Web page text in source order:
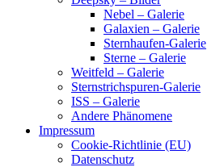
Nebel – Galerie
Galaxien – Galerie
Sternhaufen-Galerie
Sterne – Galerie
Weitfeld – Galerie
Sternstrichspuren-Galerie
ISS – Galerie
Andere Phänomene
Impressum
Cookie-Richtlinie (EU)
Datenschutz